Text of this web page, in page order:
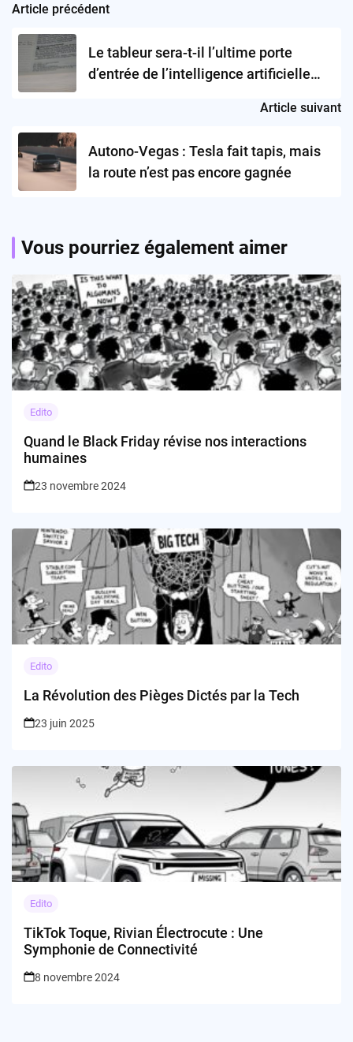
Post
navigation
Article précédent
Le tableur sera-t-il l’ultime porte
d’entrée de l’intelligence artificielle
Article suivant
Autono-Vegas : Tesla fait tapis, mais
la route n’est pas encore gagnée
Vous pourriez également aimer
Edito
Quand le Black Friday révise nos interactions
humaines
23 novembre 2024
Edito
La Révolution des Pièges Dictés par la Tech
23 juin 2025
Edito
TikTok Toque, Rivian Électrocute : Une
Symphonie de Connectivité
8 novembre 2024